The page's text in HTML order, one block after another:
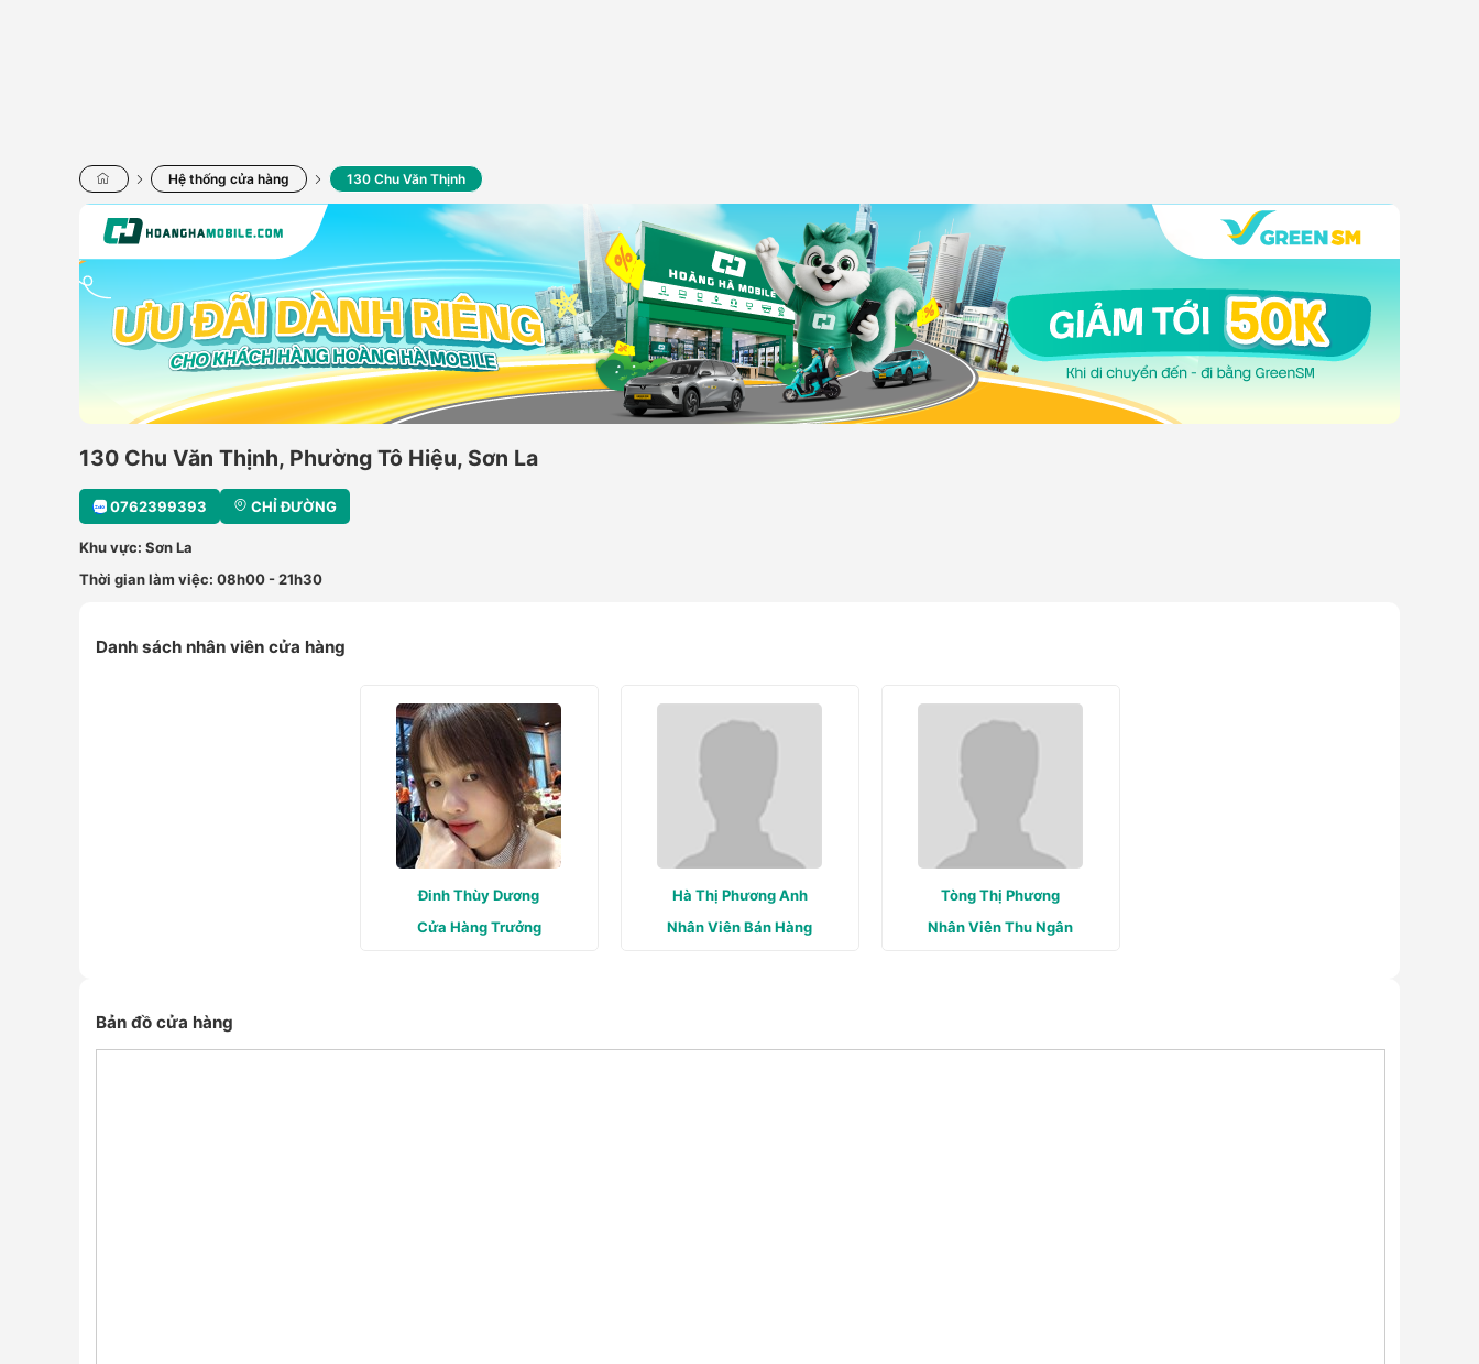
Hệ thống cửa hàng 130 Chu Văn Thịnh
130 Chu Văn Thịnh, Phường Tô Hiệu, Sơn La
0762399393 CHỈ ĐƯỜNG
Khu vực: Sơn La
Thời gian làm việc: 08h00 - 21h30
Danh sách nhân viên cửa hàng
Đinh Thùy Dương
Cửa Hàng Trưởng
Hà Thị Phương Anh
Nhân Viên Bán Hàng
Tòng Thị Phương
Nhân Viên Thu Ngân
Bản đồ cửa hàng